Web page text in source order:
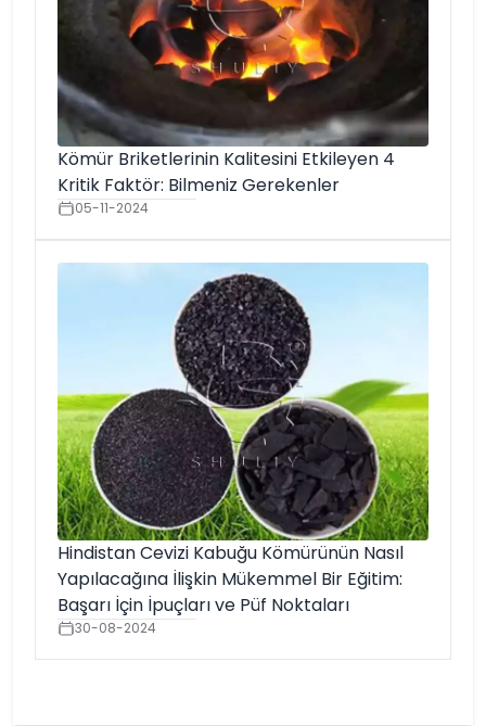
Kömür Briketlerinin Kalitesini Etkileyen 4
Kritik Faktör: Bilmeniz Gerekenler
05-11-2024
Hindistan Cevizi Kabuğu Kömürünün Nasıl
Yapılacağına İlişkin Mükemmel Bir Eğitim:
Başarı İçin İpuçları ve Püf Noktaları
30-08-2024